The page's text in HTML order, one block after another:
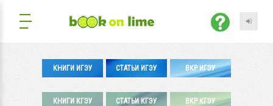
КНИГИ ИГЭУ СТАТЬИ ИГЭУ ВКР ИГЭУ
КНИГИ КГЭУ СТАТЬИ КГЭУ ВКР КГЭУ